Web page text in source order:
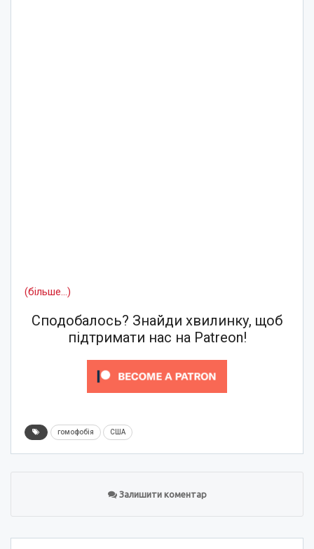
(більше…)
Сподобалось? Знайди хвилинку, щоб
підтримати нас на Patreon!
гомофобія США
Залишити коментар